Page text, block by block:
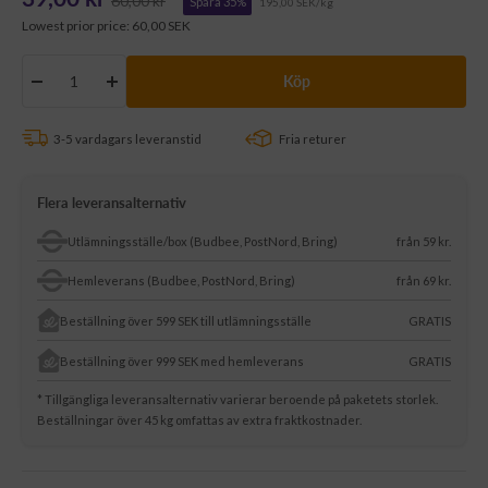
pris
Lowest prior price: 60,00 SEK
Minska
Öka
Köp
3-5 vardagars leveranstid Fria returer
Flera leveransalternativ
Utlämningsställe/box (Budbee, PostNord, Bring) från 59 kr.
Hemleverans (Budbee, PostNord, Bring) från 69 kr.
Beställning över 599 SEK till utlämningsställe GRATIS
Beställning över 999 SEK med hemleverans GRATIS
* Tillgängliga leveransalternativ varierar beroende på paketets storlek.
Beställningar över 45 kg omfattas av extra fraktkostnader.